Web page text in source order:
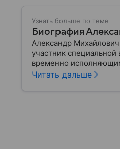
Узнать больше по теме
Биография
Александр
участник
временно
военного и политика —
Читать дальше